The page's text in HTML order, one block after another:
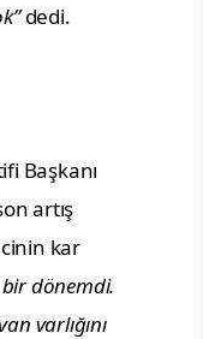
dedi.
Başkanı
artış
kar
bir dönemdi.
varlığını